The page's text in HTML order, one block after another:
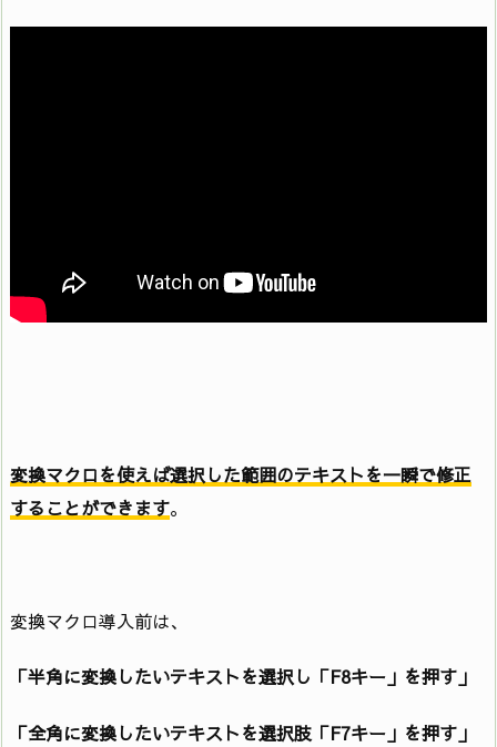
変換マクロを使えば選択した範囲のテキストを一瞬で修正
することができます。
変換マクロ導入前は、
「半角に変換したいテキストを選択し「F8キー」を押す」
「全角に変換したいテキストを選択肢「F7キー」を押す」